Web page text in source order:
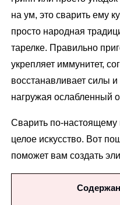
на ум, это сварить ему
просто народная
тарелке. Правильно
укрепляет иммунитет,
восстанавливает силы и
нагружая ослабленный
Сварить по-
целое искусство. Вот
поможет вам создать